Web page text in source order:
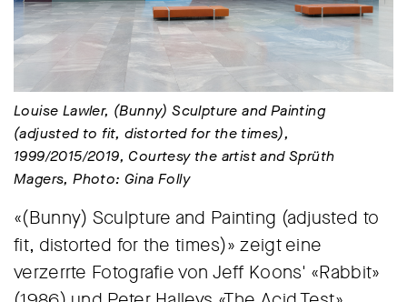
Louise Lawler, (Bunny) Sculpture and Painting
(adjusted to fit, distorted for the times),
1999/2015/2019, Courtesy the artist and Sprüth
Magers, Photo: Gina Folly
«(Bunny) Sculpture and Painting (adjusted to
fit, distorted for the times)» zeigt eine
verzerrte Fotografie von Jeff Koons' «Rabbit»